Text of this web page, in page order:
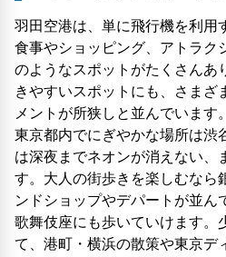
羽田空港は、単に飛行機を利用
食事やショッピング、アトラク
のようなスポットがたくさんあ
きやすいスポットにも、さまざ
メントが所狭しと並んでいます。
東京都内でにぎやかな場所は渋
は深夜までネオンが消えない、
す。大人の街歩きを楽しむなら
ンドショップやデパートが並ん
歌舞伎座にも歩いていけます。
て、港町・横浜の散策や東京デ